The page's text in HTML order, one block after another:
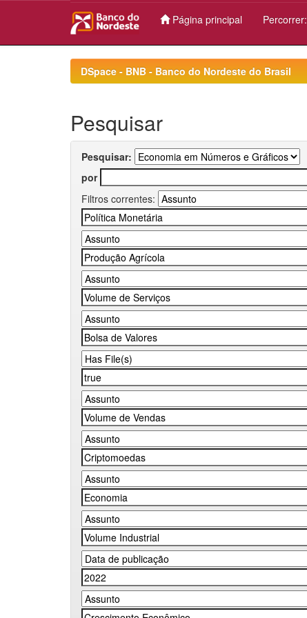
Página principal Percorrer:
DSpace - BNB - Banco do Nordeste do Brasil
Pesquisar
Pesquisar:
por
Filtros correntes: